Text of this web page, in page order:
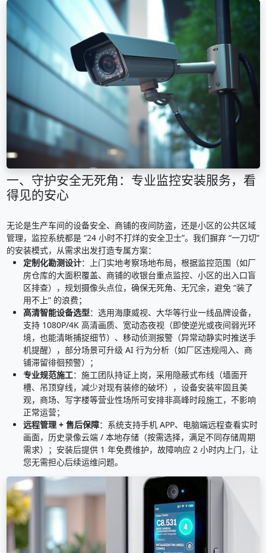
一、守护安全无死角：专业监控安装服务，看
得见的安心
无论是生产车间的设备安全、商铺的夜间防盗，还是小区的公共区域
管理，监控系统都是 “24 小时不打烊的安全卫士”。我们摒弃 “一刀切”
的安装模式，从需求出发打造专属方案：
定制化勘测设计：上门实地考察场地布局，根据监控范围（如厂
房仓库的大面积覆盖、商铺的收银台重点监控、小区的出入口盲
区排查），规划摄像头点位，确保无死角、无冗余，避免 “装了
用不上” 的浪费；
高清智能设备选型：选用海康威视、大华等行业一线品牌设备，
支持 1080P/4K 高清画质、宽动态夜视（即使逆光或夜间弱光环
境，也能清晰捕捉细节）、移动侦测报警（异常动静实时推送手
机提醒），部分场景可升级 AI 行为分析（如厂区违规闯入、商
铺滞留徘徊预警）；
专业规范施工：施工团队持证上岗，采用隐蔽式布线（墙面开
槽、吊顶穿线，减少对现有装修的破坏），设备安装牢固且美
观，商场、写字楼等营业性场所可安排非高峰时段施工，不影响
正常运营；
远程管理 + 售后保障：系统支持手机 APP、电脑端远程查看实时
画面，历史录像云端 / 本地存储（按需选择，满足不同存储周期
需求）；安装后提供 1 年免费维护，故障响应 2 小时内上门，让
您无需担心后续运维问题。